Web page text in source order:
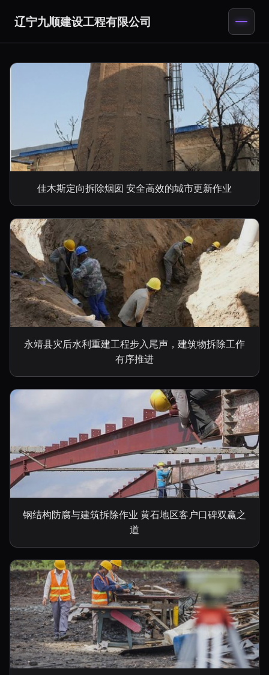
辽宁九顺建设工程有限公司
佳木斯定向拆除烟囱 安全高效的城市更新作业
永靖县灾后水利重建工程步入尾声，建筑物拆除工作
有序推进
钢结构防腐与建筑拆除作业 黄石地区客户口碑双赢之
道